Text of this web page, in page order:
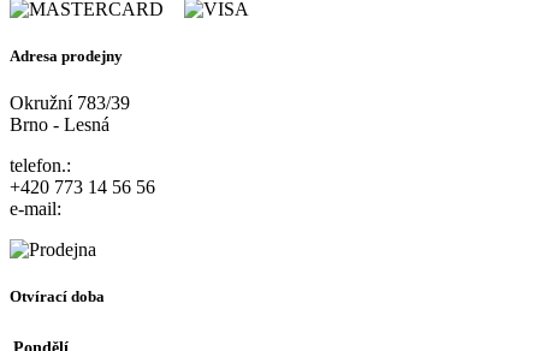
Adresa prodejny
Okružní 783/39
Brno - Lesná
telefon.:
+420 773 14 56 56
e-mail:
Otvírací doba
Pondělí